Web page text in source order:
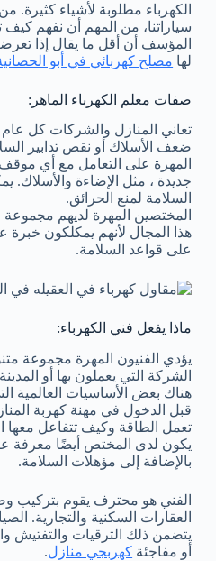
الكهرباء مطلوبة لأشياء كثيرة.
سياراتنا، من المهم أن نفهم
المؤسف أن أقل ما يقال إذا
لها مصلح كهربائي في أبو
صفات معلم الكهرباء الماهر:
تعاني المنازل والشركات كل
ضعف الأسلاك أو نقص تدابير
المهرة على التعامل مع أي
جديدة ، مثل الإضاءة والأسلاك.
السلامة لمنع الحرائق.
المختصين المهرة لديهم
هذا المجال لأنهم يمكلكون خبرة
على قواعد السلامة.
ماذا يفعل فني الكهرباء:
يؤدي الفنيون المهرة مجموعة
الشركة التي يعملون بها أو
هناك بعض الأساسيات العالمية
قبل الدخول في مهنة كهربة
تعمل الطاقة وكيف تتفاعل معها
يكون لدى المختص أيضًا معرفة
بالإضافة إلى مؤهلات السلامة.
الفني هو محترف يقوم بتركيب
العقارات السكنية والتجارية.
يتضمن ذلك الترقيات والتفتيش
أو مفاجئة كهربجي منازل.